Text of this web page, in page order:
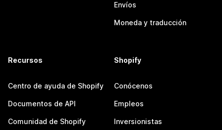
Envíos
Moneda y traducción
Recursos
Centro de ayuda de Shopify
Documentos de API
Comunidad de Shopify
Shopify
Conócenos
Empleos
Inversionistas